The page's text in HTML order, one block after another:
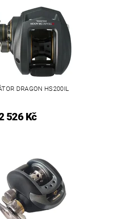
DRAGON HS200IL
526 Kč